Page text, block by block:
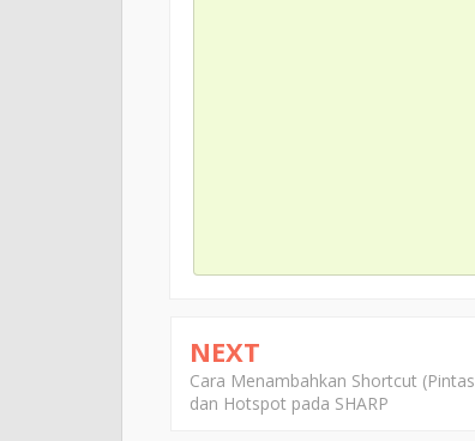
NEXT
Cara Menambahkan Shortcut
dan Hotspot pada SHARP